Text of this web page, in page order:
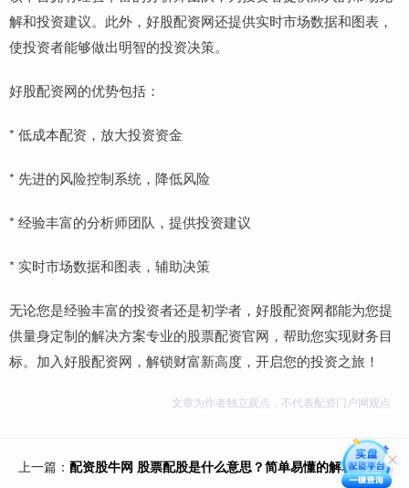
解和投资建议。此外，好股配资网还提供实时市场数据和图表，
使投资者能够做出明智的投资决策。
好股配资网的优势包括：
* 低成本配资，放大投资资金
* 先进的风险控制系统，降低风险
* 经验丰富的分析师团队，提供投资建议
* 实时市场数据和图表，辅助决策
无论您是经验丰富的投资者还是初学者，好股配资网都能为您提
供量身定制的解决方案专业的股票配资官网，帮助您实现财务目
标。加入好股配资网，解锁财富新高度，开启您的投资之旅！
文章为作者独立观点，不代表配资门户网观点
上一篇： 配资股牛网 股票配股是什么意思？简单易懂的解释